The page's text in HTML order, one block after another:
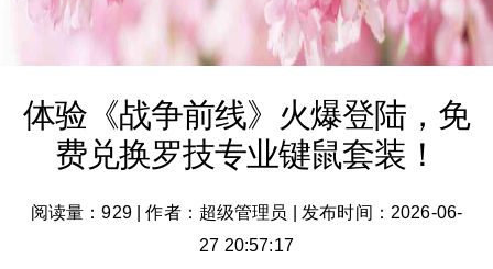
体验《战争前线》火爆登陆，免
费兑换罗技专业键鼠套装！
阅读量：929|作者：超级管理员
发布时间：2026-06-
27 20:57:17